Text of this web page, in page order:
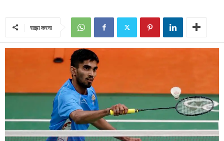
साझा करना